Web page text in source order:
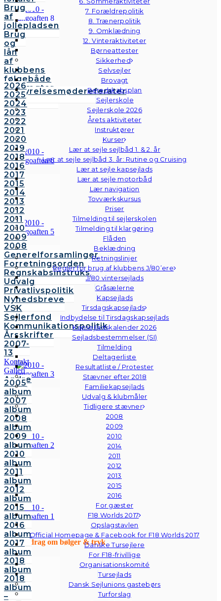
7. Forældrepolitik
8. Trænerpolitik
9. Omklædning
12. Vinteraktiviteter
Børneattester
Sikkerhed
Selvsejler
Brovagt
Beredskabsplan
Sejlerskole
Sejlerskole 2026
Årets aktiviteter
Instruktører
Kurser
Lær at sejle sejlbåd 1. & 2. år
Lær at sejle sejlbåd 3. år: Rutine og Cruising
Lær at sejle kapsejlads
Lær at sejle motorbåd
Lær navigation
Tovværkskursus
Priser
Tilmelding til sejlerskolen
Tilmelding til klargøring
Flåden
Beklædning
Retningslinjer
Regler for brug af klubbens J/80’ere
J/80 vintersejlads
Gråsælerne
Kapsejlads
Tirsdagskapsejlads
Indbydelse til Tirsdagskapsejlads
Kapsejladskalender 2026
Sejladsbestemmelser (SI)
Tilmelding
Deltagerliste
Resultatliste / Protester
Stævner efter 2018
Familiekapsejlads
Udvalg & klubmåler
Tidligere stævner
2008
2009
2010
2014
2011
2012
2013
2015
2016
For gæster
F18 Worlds 2017
Opslagstavlen
Official Homepage & Facebook for F18 Worlds 2017
Danske Tursejlere
For F18-frivillige
Organisationskomité
Tursejlads
Dansk Sejlunions gastebørs
Turforslag
Brug
af
jollepladsen
Brug
og
lån
af
klubbens
følgebåde
Vedtægter
Bestyrelsen
Bestyrelsesmødereferater
2026
2025
2024
2023
2022
2021
2020
2019
2018
2016
2017
2015
2014
2013
2012
2011
2010
2009
2008
Generelforsamlinger
Forretningsorden
Regnskabsinstruks
Udvalg
Privatlivspolitik
Nyhedsbreve
VSK
Sejlerfond
Kommunikationspolitik
Årsskrifter
2007-
13
Kontakt
Galleri
Andre
fotos
2005
album
2007
album
2008
album
2009
album
2010
album
2011
album
2012
album
2015
album
2016
album
2017
album
2018
album
2018
album
–
Foredrag om bølger & tryk